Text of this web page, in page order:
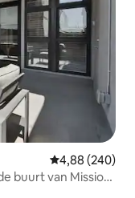
Gemiddelde
4,88 (240)
buurt van Mission